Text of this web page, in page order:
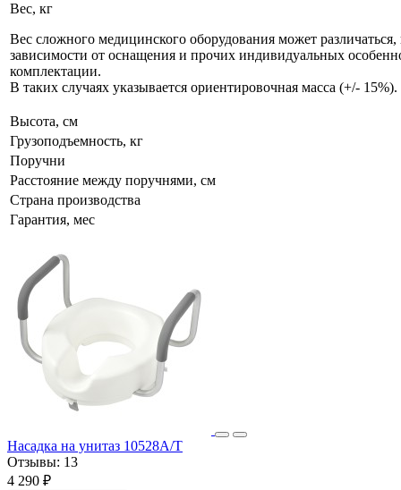
Вес, кг
Вес сложного медицинского оборудования может различаться,
зависимости от оснащения и прочих индивидуальных
комплектации.
В таких случаях указывается ориентировочная масса (+/- 15%).
Высота, см
Грузоподъемность, кг
Поручни
Расстояние между поручнями, см
Страна производства
Гарантия, мес
Насадка на унитаз 10528А/T
Отзывы: 13
4 290 ₽